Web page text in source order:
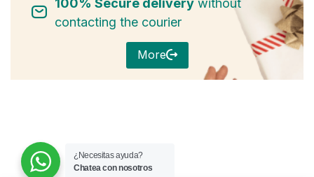
100% Secure deliverywithout
contacting the courier
More
¿Necesitas ayuda?
Chatea con nosotros